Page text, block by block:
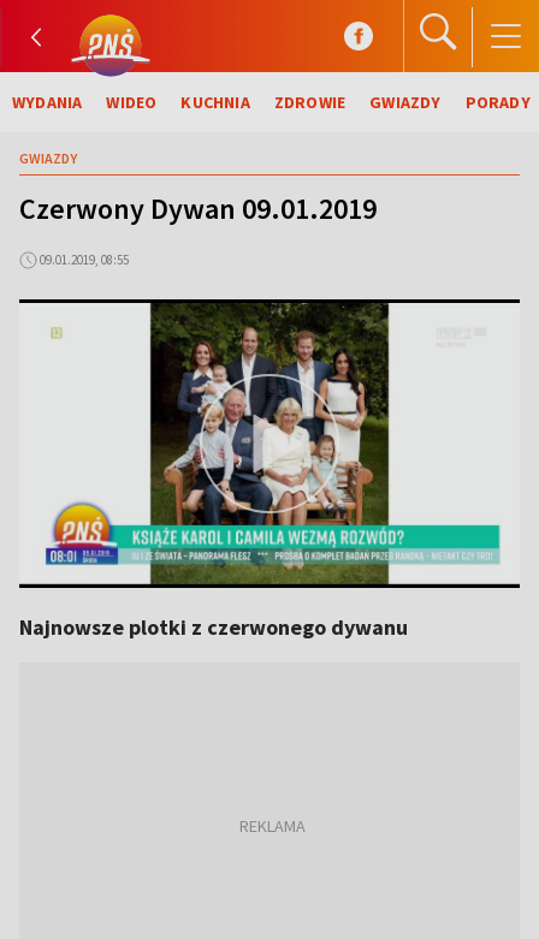
WYDANIA WIDEO KUCHNIA ZDROWIE GWIAZDY PORADY
GWIAZDY
Czerwony Dywan 09.01.2019
09.01.2019, 08:55
Najnowsze plotki z czerwonego dywanu